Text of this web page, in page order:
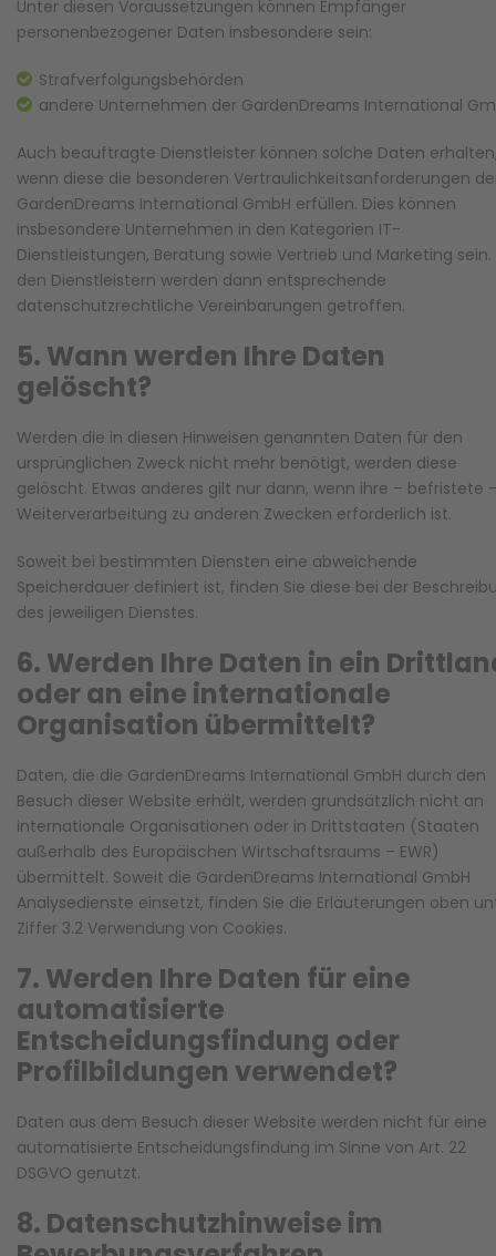
Unter diesen Voraussetzungen können Empfänger
personenbezogener Daten insbesondere sein:
Strafverfolgungsbehörden
andere Unternehmen der GardenDreams International
Auch beauftragte Dienstleister können solche Daten
wenn diese die besonderen Vertraulichkeitsanforderungen
GardenDreams International GmbH erfüllen. Dies können
insbesondere Unternehmen in den Kategorien IT-
Dienstleistungen, Beratung sowie Vertrieb und Marketing sein.
den Dienstleistern werden dann entsprechende
datenschutzrechtliche Vereinbarungen getroffen.
5. Wann werden Ihre Daten
gelöscht?
Werden die in diesen Hinweisen genannten Daten für den
ursprünglichen Zweck nicht mehr benötigt, werden diese
gelöscht. Etwas anderes gilt nur dann, wenn ihre – befristete
Weiterverarbeitung zu anderen Zwecken erforderlich ist.
Soweit bei bestimmten Diensten eine abweichende
Speicherdauer definiert ist, finden Sie diese bei der
des jeweiligen Dienstes.
6. Werden Ihre Daten in ein
oder an eine internationale
Organisation übermittelt?
Daten, die die GardenDreams International GmbH durch den
Besuch dieser Website erhält, werden grundsätzlich nicht an
internationale Organisationen oder in Drittstaaten (Staaten
außerhalb des Europäischen Wirtschaftsraums – EWR)
übermittelt. Soweit die GardenDreams International GmbH
Analysedienste einsetzt, finden Sie die Erläuterungen oben
Ziffer 3.2 Verwendung von Cookies.
7. Werden Ihre Daten für eine
automatisierte
Entscheidungsfindung oder
Profilbildungen verwendet?
Daten aus dem Besuch dieser Website werden nicht für eine
automatisierte Entscheidungsfindung im Sinne von Art. 22
DSGVO genutzt.
8. Datenschutzhinweise im